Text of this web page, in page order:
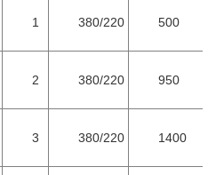
1 380/220 500
2 380/220 950
3 380/220 1400